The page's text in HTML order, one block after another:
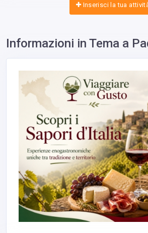
Inserisci la tua
Informazioni in Tema a